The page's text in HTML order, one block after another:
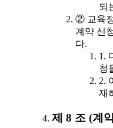
되
② 교육
계약 신
다.
1.
청
2.
재
제 8 조 (계